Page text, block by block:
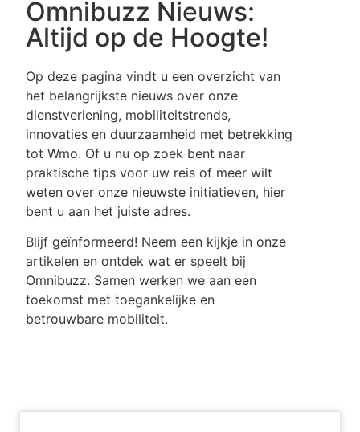
Omnibuzz Nieuws:
Altijd op de Hoogte!
Op deze pagina vindt u een overzicht van
het belangrijkste nieuws over onze
dienstverlening, mobiliteitstrends,
innovaties en duurzaamheid met betrekking
tot Wmo. Of u nu op zoek bent naar
praktische tips voor uw reis of meer wilt
weten over onze nieuwste initiatieven, hier
bent u aan het juiste adres.
Blijf geïnformeerd! Neem een kijkje in onze
artikelen en ontdek wat er speelt bij
Omnibuzz. Samen werken we aan een
toekomst met toegankelijke en
betrouwbare mobiliteit.